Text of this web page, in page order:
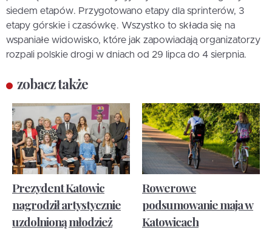
siedem etapów. Przygotowano etapy dla sprinterów, 3
etapy górskie i czasówkę. Wszystko to składa się na
wspaniałe widowisko, które jak zapowiadają organizatorzy
rozpali polskie drogi w dniach od 29 lipca do 4 sierpnia.
zobacz także
Prezydent Katowic
nagrodził artystycznie
uzdolnioną młodzież
Rowerowe
podsumowanie maja w
Katowicach